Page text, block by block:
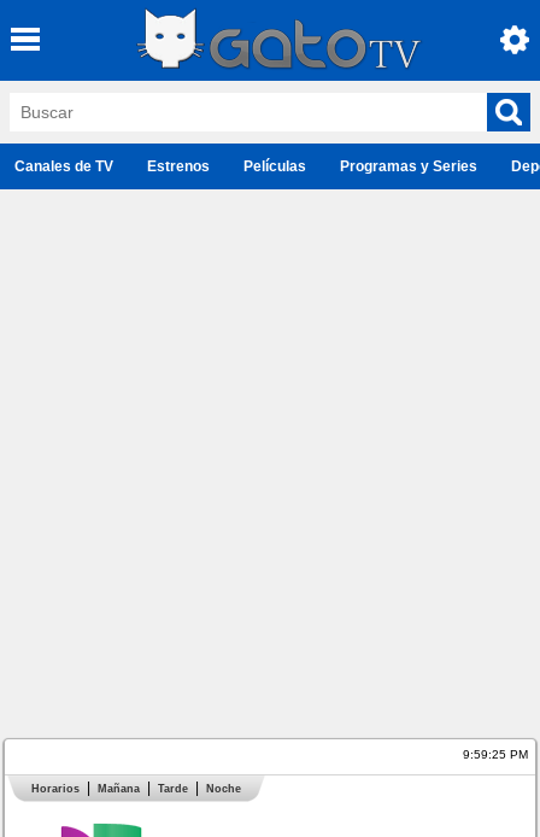
Canales de TV Estrenos Películas Programas y Series
9:59:26 PM
Horarios Mañana Tarde Noche